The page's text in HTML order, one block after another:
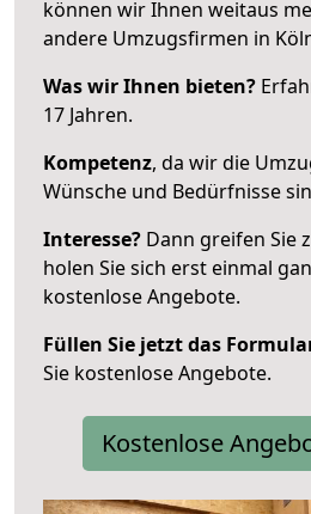
können wir Ihnen weitaus
andere Umzugsfirmen in
Was wir Ihnen bieten?
17 Jahren.
Kompetenz, da wir die
Wünsche und Bedürfnisse
Interesse? Dann greifen Sie
holen Sie sich erst einmal
kostenlose Angebote.
Füllen Sie jetzt das
Sie kostenlose Angebote.
Kostenlose